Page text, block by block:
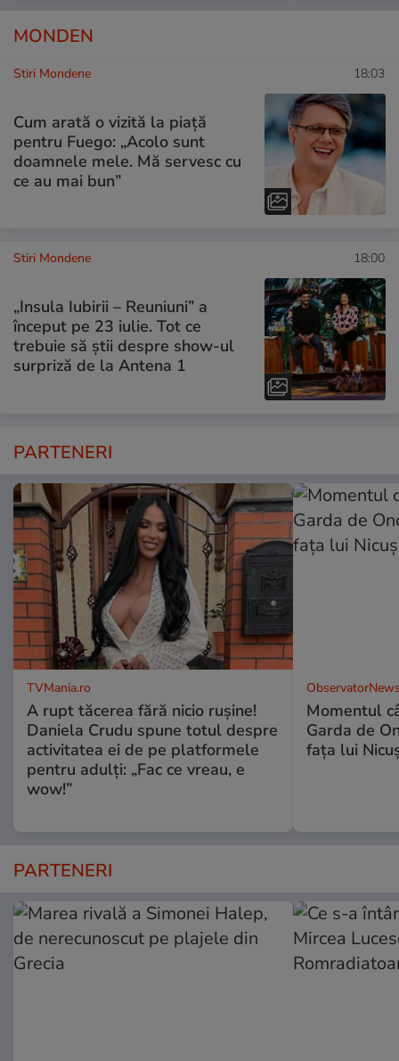
MONDEN
Stiri Mondene 18:03
Cum arată o vizită la piață
pentru Fuego: „Acolo sunt
doamnele mele. Mă servesc cu
ce au mai bun”
Stiri Mondene 18:00
„Insula Iubirii – Reuniuni” a
început pe 23 iulie. Tot ce
trebuie să știi despre show-ul
surpriză de la Antena 1
PARTENERI
TVMania.ro
A rupt tăcerea fără nicio rușine!
Daniela Crudu spune totul despre
activitatea ei de pe platformele
pentru adulți: „Fac ce vreau, e
wow!”
Momentul
Garda de
fața lui
PARTENERI